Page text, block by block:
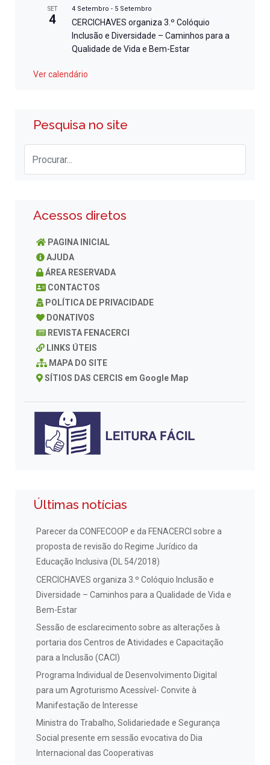
SET
4
4 Setembro - 5 Setembro
CERCICHAVES organiza 3.º Colóquio
Inclusão e Diversidade – Caminhos para a
Qualidade de Vida e Bem-Estar
Ver calendário
Pesquisa no site
Acessos diretos
PAGINA INICIAL
AJUDA
ÁREA RESERVADA
CONTACTOS
POLÍTICA DE PRIVACIDADE
DONATIVOS
REVISTA FENACERCI
LINKS ÚTEIS
MAPA DO SITE
SÍTIOS DAS CERCIS em Google Map
Últimas notícias
Parecer da CONFECOOP e da FENACERCI sobre a
proposta de revisão do Regime Jurídico da
Educação Inclusiva (DL 54/2018)
CERCICHAVES organiza 3.º Colóquio Inclusão e
Diversidade – Caminhos para a Qualidade de Vida e
Bem-Estar
Sessão de esclarecimento sobre as alterações à
portaria dos Centros de Atividades e Capacitação
para a Inclusão (CACI)
Programa Individual de Desenvolvimento Digital
para um Agroturismo Acessível- Convite à
Manifestação de Interesse
Ministra do Trabalho, Solidariedade e Segurança
Social presente em sessão evocativa do Dia
Internacional das Cooperativas